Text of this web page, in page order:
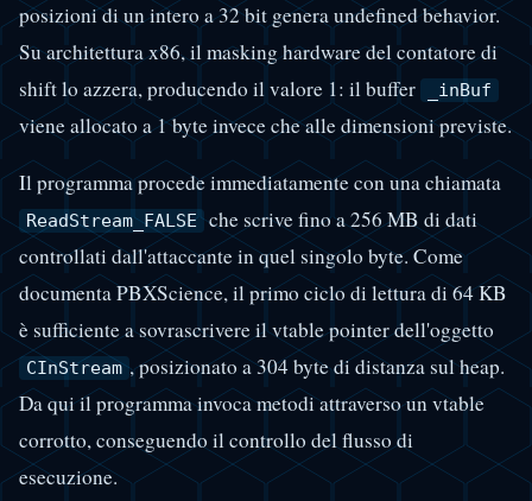
posizioni di un intero a 32 bit genera undefined behavior.
Su architettura x86, il masking hardware del contatore di
shift lo azzera, producendo il valore 1: il buffer
_inBuf
viene allocato a 1 byte invece che alle dimensioni previste.
Il programma procede immediatamente con una chiamata
ReadStream_FALSE che scrive fino a 256 MB di dati
controllati dall'attaccante in quel singolo byte. Come
documenta PBXScience, il primo ciclo di lettura di 64 KB
è sufficiente a sovrascrivere il vtable pointer dell'oggetto
CInStream , posizionato a 304 byte di distanza sul heap.
Da qui il programma invoca metodi attraverso un vtable
corrotto, conseguendo il controllo del flusso di
esecuzione.